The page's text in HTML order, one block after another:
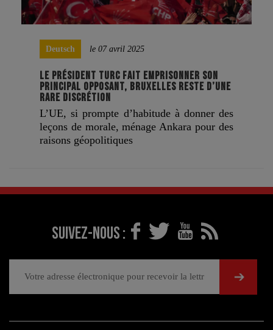
Deutsch le 07 avril 2025
LE PRÉSIDENT TURC FAIT EMPRISONNER SON
PRINCIPAL OPPOSANT, BRUXELLES RESTE D’UNE
RARE DISCRÉTION
L’UE, si prompte d’habitude à donner des
leçons de morale, ménage Ankara pour des
raisons géopolitiques
Suivez-nous :